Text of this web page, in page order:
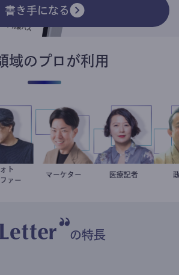
書き手になる
域のプロが利用
別所隆弘
フォト
ラファー
室谷良平
マーケター 岩永直子
医療記者
の特長